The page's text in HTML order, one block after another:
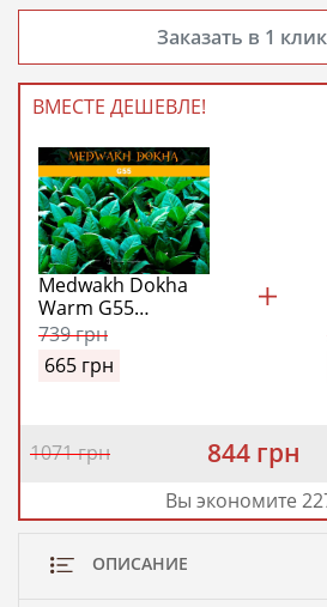
ВМЕСТЕ ДЕШЕВЛЕ!
Medwakh Dokha
Warm G55
(Медвах Доха Г55)
739грн
665 грн
1071 грн 844 грн
Вы экономите
ОПИСАНИЕ